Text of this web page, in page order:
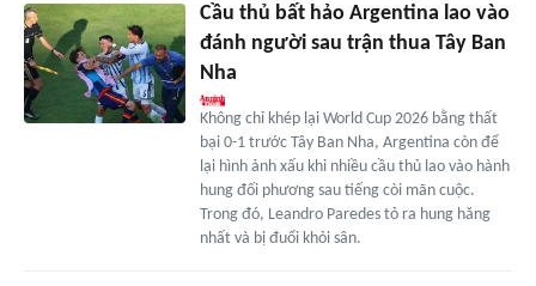
Cầu thủ bất hảo Argentina lao vào
đánh người sau trận thua Tây Ban
Nha
Không chỉ khép lại World Cup 2026 bằng thất
bại 0-1 trước Tây Ban Nha, Argentina còn để
lại hình ảnh xấu khi nhiều cầu thủ lao vào hành
hung đối phương sau tiếng còi mãn cuộc.
Trong đó, Leandro Paredes tỏ ra hung hăng
nhất và bị đuổi khỏi sân.